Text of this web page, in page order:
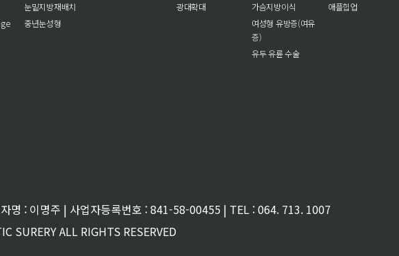
눈밑지방재배치
중년눈성형
광대확대
가슴지방이식
여성형 유방증(여유
증)
유두 유륜 수술
애플힙업
명 : 이명주 | 사업자등록번호 : 841-58-00455 | TEL : 064. 713. 1007
SURERY ALL RIGHTS RESERVED